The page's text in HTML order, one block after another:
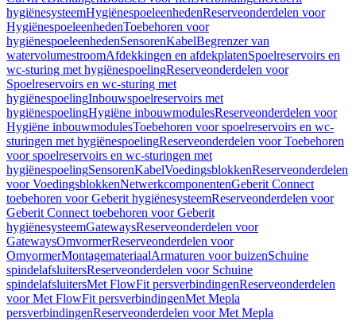
hygiënesysteemHygiënespoeleenhedenReserveonderdelen voor
HygiënespoeleenhedenToebehoren voor
hygiënespoeleenhedenSensorenKabelBegrenzer van
watervolumestroomAfdekkingen en afdekplatenSpoelreservoirs en
wc-sturing met hygiënespoelingReserveonderdelen voor
Spoelreservoirs en wc-sturing met
hygiënespoelingInbouwspoelreservoirs met
hygiënespoelingHygiëne inbouwmodulesReserveonderdelen voor
Hygiëne inbouwmodulesToebehoren voor spoelreservoirs en wc-
sturingen met hygiënespoelingReserveonderdelen voor Toebehoren
voor spoelreservoirs en wc-sturingen met
hygiënespoelingSensorenKabelVoedingsblokkenReserveonderdelen
voor VoedingsblokkenNetwerkcomponentenGeberit Connect
toebehoren voor Geberit hygiënesysteemReserveonderdelen voor
Geberit Connect toebehoren voor Geberit
hygiënesysteemGatewaysReserveonderdelen voor
GatewaysOmvormerReserveonderdelen voor
OmvormerMontagemateriaalArmaturen voor buizenSchuine
spindelafsluitersReserveonderdelen voor Schuine
spindelafsluitersMet FlowFit persverbindingenReserveonderdelen
voor Met FlowFit persverbindingenMet Mepla
persverbindingenReserveonderdelen voor Met Mepla